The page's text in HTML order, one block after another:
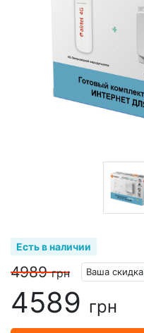
Есть в наличии
4989 грн Ваша скидка
4589 грн